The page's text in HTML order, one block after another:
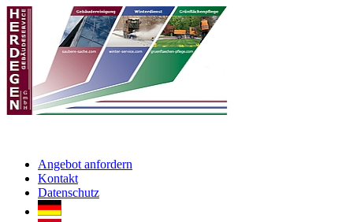
Angebot anfordern
Kontakt
Datenschutz